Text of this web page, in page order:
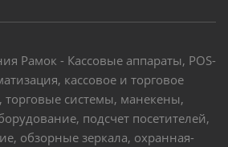
Рамок - Кассовые аппараты, POS-
кассовое и торговое
торговые системы, манекены,
подсчет посетителей,
обзорные зеркала, охранная-